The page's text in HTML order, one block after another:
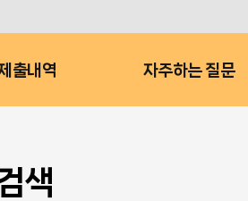
출내역 자주하는 질문
색